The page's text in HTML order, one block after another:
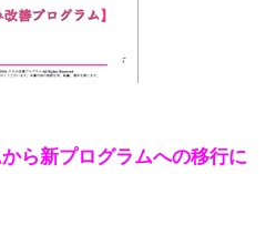
ら新プログラムへの移行に